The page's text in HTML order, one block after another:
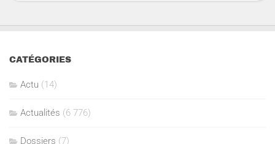
CATÉGORIES
Actu (14)
Actualités (6 776)
Dossiers (7)